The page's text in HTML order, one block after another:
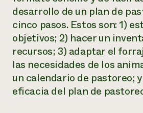
desarrollo de un plan de
cinco pasos. Estos son: 1)
objetivos; 2) hacer un
recursos; 3) adaptar el
las necesidades de los
un calendario de pastoreo;
eficacia del plan de